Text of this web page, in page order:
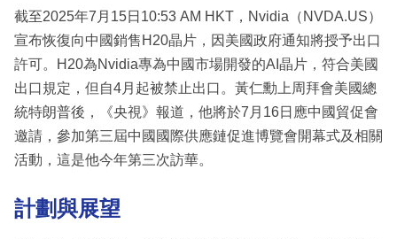
區
截至2025年7月15日10:53 AM HKT，Nvidia（NVDA.US）
宣布恢復向中國銷售H20晶片，因美國政府通知將授予出口
許可。H20為Nvidia專為中國市場開發的AI晶片，符合美國
出口規定，但自4月起被禁止出口。黃仁勳上周拜會美國總
統特朗普後，《央視》報道，他將於7月16日應中國貿促會
邀請，參加第三屆中國國際供應鏈促進博覽會開幕式及相關
活動，這是他今年第三次訪華。
計劃與展望